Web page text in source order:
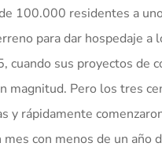
100.000 residentes a
para dar hospedaje a
sus proyectos de
magnitud. Pero los tres
rápidamente
con menos de un año